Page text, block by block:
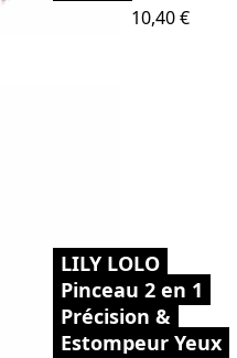
Prix
10,40 €
LILY LOLO
Pinceau 2 en 1
Précision &
Estompeur Yeux